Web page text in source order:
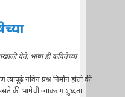
येते, भाषा ही कवितेच्या
नविन प्रश्न निर्मान होतो की
की भाषेची व्याकरण शुध्दता